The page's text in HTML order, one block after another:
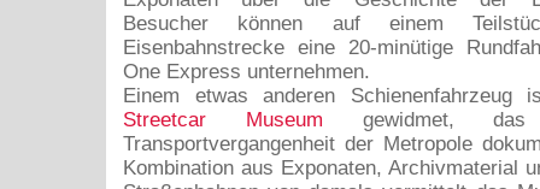
Besucher können auf einem
Eisenbahnstrecke eine 20-minütige
One Express unternehmen.
Einem etwas anderen
Streetcar Museum gewidmet,
Transportvergangenheit der Metropole
Kombination aus Exponaten, Archivmaterial